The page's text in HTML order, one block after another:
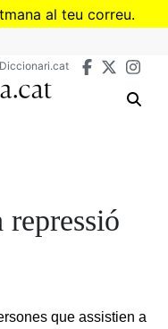
al teu correu.
Divulcat
Diccionari.cat
que assistien a